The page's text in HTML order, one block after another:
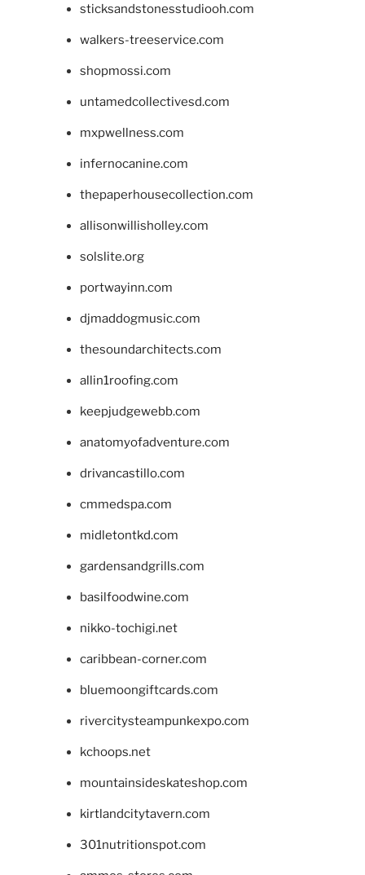
sticksandstonesstudiooh.com
walkers-treeservice.com
shopmossi.com
untamedcollectivesd.com
mxpwellness.com
infernocanine.com
thepaperhousecollection.com
allisonwillisholley.com
solslite.org
portwayinn.com
djmaddogmusic.com
thesoundarchitects.com
allin1roofing.com
keepjudgewebb.com
anatomyofadventure.com
drivancastillo.com
cmmedspa.com
midletontkd.com
gardensandgrills.com
basilfoodwine.com
nikko-tochigi.net
caribbean-corner.com
bluemoongiftcards.com
rivercitysteampunkexpo.com
kchoops.net
mountainsideskateshop.com
kirtlandcitytavern.com
301nutritionspot.com